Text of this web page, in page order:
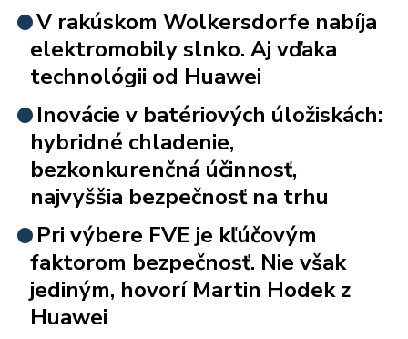
V rakúskom Wolkersdorfe nabíja
elektromobily slnko. Aj vďaka
technológii od Huawei
Inovácie v batériových úložiskách:
hybridné chladenie,
bezkonkurenčná účinnosť,
najvyššia bezpečnosť na trhu
Pri výbere FVE je kľúčovým
faktorom bezpečnosť. Nie však
jediným, hovorí Martin Hodek z
Huawei